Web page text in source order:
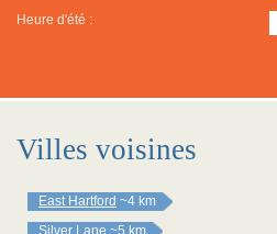
Heure d'été :
Villes voisines
East Hartford ~4 km
Silver Lane ~5 km